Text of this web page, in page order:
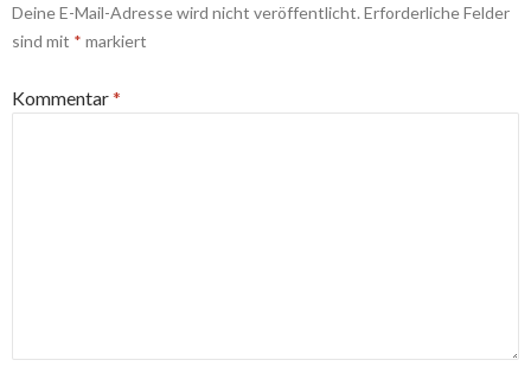
Deine E-Mail-Adresse wird nicht veröffentlicht. Erforderliche Felder
sind mit * markiert
Kommentar*